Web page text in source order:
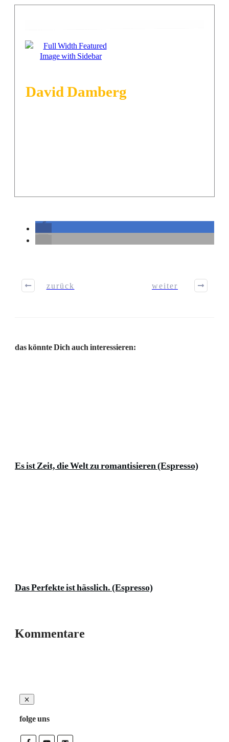
David Damberg
zurück weiter
das könnte Dich auch interessieren:
Es ist Zeit, die Welt zu romantisieren (Espresso)
Das Perfekte ist hässlich. (Espresso)
Kommentare
folge uns